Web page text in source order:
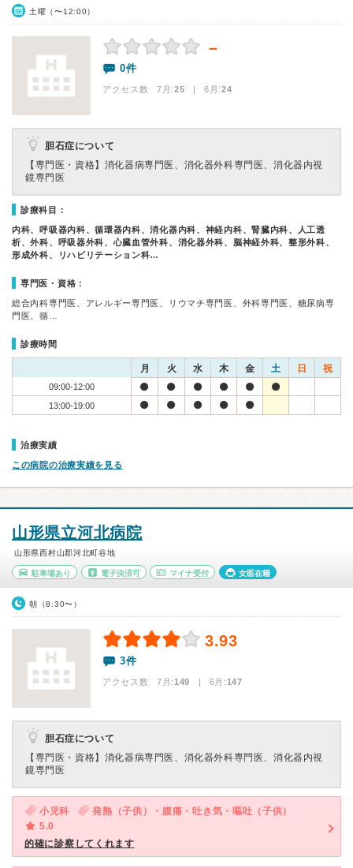
土曜（〜12:00）
－
0件
アクセス数 7月:25 | 6月:24
胆石症について
【専門医・資格】 消化器病専門医、消化器外科専門医、消化器内視
鏡専門医
診療科目：
内科、呼吸器内科、循環器内科、消化器内科、神経内科、腎臓内科、人工透
析、外科、呼吸器外科、心臓血管外科、消化器外科、脳神経外科、整形外科、
形成外科、リハビリテーション科…
専門医・資格：
総合内科専門医、アレルギー専門医、リウマチ専門医、外科専門医、糖尿病専
門医、循…
診療時間
月 火 水 木 金 土 日 祝
09:00-12:00
13:00-19:00
治療実績
この病院の治療実績を見る
山形県立河北病院
山形県西村山郡河北町谷地
駐車場あり 電子決済可 マイナ受付 女医在籍
朝（8:30〜）
3.93
3件
アクセス数 7月:149 | 6月:147
胆石症について
【専門医・資格】 消化器病専門医、消化器外科専門医、消化器内視
鏡専門医
小児科
発熱（子供）・腹痛・吐き気・嘔吐（子供）
5.0
的確に診察してくれます